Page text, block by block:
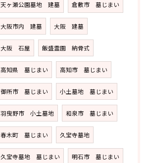
天ヶ瀬公園墓地 建墓 倉敷市 墓じまい
大阪市内 建墓 大阪 建墓
大阪 石屋 飯盛霊園 納骨式
高知県 墓じまい 高知市 墓じまい
御所市 墓じまい 小土墓地 墓じまい
羽曳野市 小土墓地 和泉市 墓じまい
春木町 墓じまい 久宝寺墓地
久宝寺墓地 墓じまい 明石市 墓じまい